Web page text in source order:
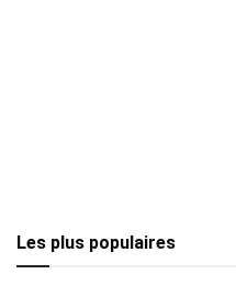
Les plus populaires